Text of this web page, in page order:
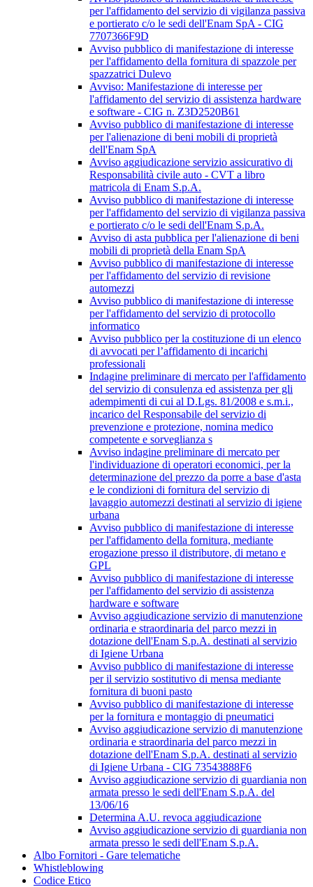
per l'affidamento del servizio di vigilanza passiva
e portierato c/o le sedi dell'Enam SpA - CIG
7707366F9D
Avviso pubblico di manifestazione di interesse
per l'affidamento della fornitura di spazzole per
spazzatrici Dulevo
Avviso: Manifestazione di interesse per
l'affidamento del servizio di assistenza hardware
e software - CIG n. Z3D2520B61
Avviso pubblico di manifestazione di interesse
per l'alienazione di beni mobili di proprietà
dell'Enam SpA
Avviso aggiudicazione servizio assicurativo di
Responsabilità civile auto - CVT a libro
matricola di Enam S.p.A.
Avviso pubblico di manifestazione di interesse
per l'affidamento del servizio di vigilanza passiva
e portierato c/o le sedi dell'Enam S.p.A.
Avviso di asta pubblica per l'alienazione di beni
mobili di proprietà della Enam SpA
Avviso pubblico di manifestazione di interesse
per l'affidamento del servizio di revisione
automezzi
Avviso pubblico di manifestazione di interesse
per l'affidamento del servizio di protocollo
informatico
Avviso pubblico per la costituzione di un elenco
di avvocati per l’affidamento di incarichi
professionali
Indagine preliminare di mercato per l'affidamento
del servizio di consulenza ed assistenza per gli
adempimenti di cui al D.Lgs. 81/2008 e s.m.i.,
incarico del Responsabile del servizio di
prevenzione e protezione, nomina medico
competente e sorveglianza s
Avviso indagine preliminare di mercato per
l'individuazione di operatori economici, per la
determinazione del prezzo da porre a base d'asta
e le condizioni di fornitura del servizio di
lavaggio automezzi destinati al servizio di igiene
urbana
Avviso pubblico di manifestazione di interesse
per l'affidamento della fornitura, mediante
erogazione presso il distributore, di metano e
GPL
Avviso pubblico di manifestazione di interesse
per l'affidamento del servizio di assistenza
hardware e software
Avviso aggiudicazione servizio di manutenzione
ordinaria e straordinaria del parco mezzi in
dotazione dell'Enam S.p.A. destinati al servizio
di Igiene Urbana
Avviso pubblico di manifestazione di interesse
per il servizio sostitutivo di mensa mediante
fornitura di buoni pasto
Avviso pubblico di manifestazione di interesse
per la fornitura e montaggio di pneumatici
Avviso aggiudicazione servizio di manutenzione
ordinaria e straordinaria del parco mezzi in
dotazione dell'Enam S.p.A. destinati al servizio
di Igiene Urbana - CIG 73543888F6
Avviso aggiudicazione servizio di guardiania non
armata presso le sedi dell'Enam S.p.A. del
13/06/16
Determina A.U. revoca aggiudicazione
Avviso aggiudicazione servizio di guardiania non
armata presso le sedi dell'Enam S.p.A.
Albo Fornitori - Gare telematiche
Whistleblowing
Codice Etico